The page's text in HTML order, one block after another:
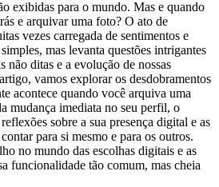
exibidas para o mundo. Mas e quando
e arquivar uma ​foto? O‌ ato de
vezes carregada de sentimentos e
mas levanta questões‍ intrigantes
não ‍ditas ‌e a evolução ‍de nossas
vamos⁣ explorar os desdobramentos
acontece quando você arquiva uma
mudança imediata no seu perfil, o
sobre a sua presença digital e as⁤
⁣para si mesmo e para os outros.
no mundo das ‍escolhas⁤ digitais e as
funcionalidade tão comum, mas cheia